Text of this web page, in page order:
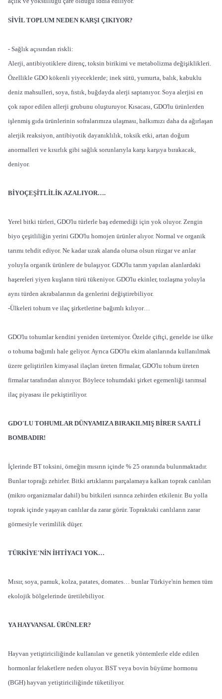
SİVİL TOPLUM NEDEN KARŞI ÇIKIYOR?
- Sağlık açısından riskli:
Alerji, antibiyotiklere direnç, toksin birikimi ve metabolizma değişiklikleri.
Özellikle GDO kökenli yiyeceklerde; inek sütü, yumurta, balık, kabuklu
deniz mahsulleri, soya, fıstık, buğdayda alerji saptanıyor. Soya alerjisi en
çok rapor edilen allerji grubunu oluşturuyor. Kısacası, GDO'lu ürünlerden
işlenmiş gıda ürünlerinin sofralarımıza ulaşması, halkımızı daha da ağırlaşan
alerjik reaksiyon, antibiyotik dayanıklılık, toksik etki, artan doğum
anormalleri ve kısırlık gibi sağlık sorunlarıyla karşı karşıya bırakacak,
deniyor.
BİYOÇEŞİTLİLİK AZALIYOR….
Yerel bitki türleri, GDO'lu türlerle baş edemediği için yok oluyor. Zengin
biyo çeşitliliğin yerini GDO'lu homojen ürünler alıyor. Normal ve organik
tarımı tehdit ediyor. Ne kadar uzak alanda olursa olsun rüzgar ve arılar
yoluyla organik ürünlere de bulaşıyor. GDO'lu tarım yapılan alanlardaki
haşereleri yiyen kuşların türü tükeniyor. GDO'lu ekinler, tozlaşma yoluyla
aynı türden akrabalarının da genlerini değiştirebiliyor.
-Ülkeleri tohum ve ilaç şirketlerine bağımlı kılıyor…
GDO'lu tohumlar kendini yeniden üretemiyor. Özelde çiftçi, genelde ise ülke
o tohuma bağımlı hale geliyor. Ayrıca GDO'lu ekim alanlarında kullanılmak
üzere geliştirilen kimyasal ilaçları üreten firmalar, GDO'lu tohum üreten
firmalar tarafından alınıyor. Böylece tohumdaki şirket egemenliği tarımsal
ilaç piyasası ile pekiştiriliyor.
GDO'LU TOHUMLAR DÜNYAMIZA BIRAKILMIŞ BİRER SAATLİ
BOMBADIR!
İçlerinde BT toksini, örneğin mısırın içinde % 25 oranında bulunmaktadır.
Bunlar toprağı zehirler. Bitki artıklarını parçalamaya kalkan toprak canlıları
(mikro organizmalar dahil) bu bitkileri ısırınca zehirden etkilenir. Bu yolla
toprak içinde yaşayan canlılar da zarar görür. Topraktaki canlıların zarar
görmesiyle verimlilik düşer.
TÜRKİYE'NİN İHTİYACI YOK…
Mısır, soya, pamuk, kolza, patates, domates… bunlar Türkiye'nin hemen tüm
ekolojik bölgelerinde üretilebiliyor.
YA HAYVANSAL ÜRÜNLER?
Hayvan yetiştiriciliğinde kullanılan ve genetik yöntemlerle elde edilen
hormonlar felaketlere neden oluyor. BST veya bovin büyüme hormonu
(BGH) hayvan yetiştiriciliğinde tüketiliyor.